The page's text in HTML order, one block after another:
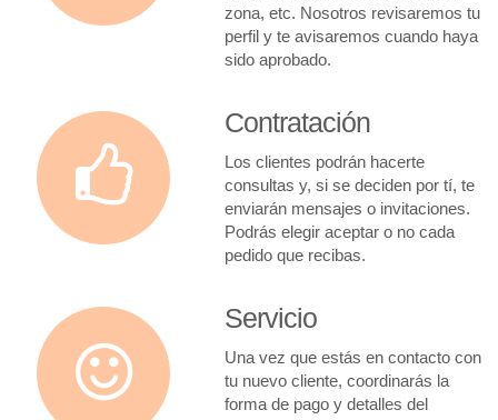
zona, etc. Nosotros revisaremos tu
perfil y te avisaremos cuando haya
sido aprobado.
Contratación
Los clientes podrán hacerte
consultas y, si se deciden por tí, te
enviarán mensajes o invitaciones.
Podrás elegir aceptar o no cada
pedido que recibas.
Servicio
Una vez que estás en contacto con
tu nuevo cliente, coordinarás la
forma de pago y detalles del